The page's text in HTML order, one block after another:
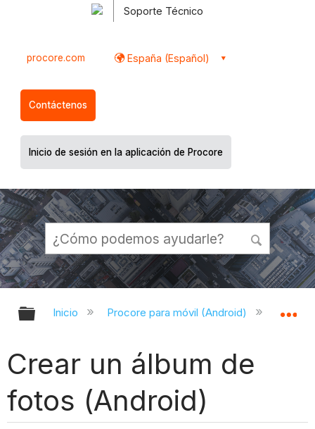
Soporte Técnico
procore.com España (Español)
Contáctenos
Inicio de sesión en la aplicación de Procore
Expandir/contraer jerarquía global
Inicio Procore para móvil (Android)
Crear un álbum de
fotos (Android)